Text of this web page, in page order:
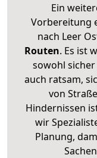
Ein
Vorbereitung
nach Leer
Routen. Es ist
sowohl sicher
auch ratsam,
von
Hindernissen
wir
Planung,